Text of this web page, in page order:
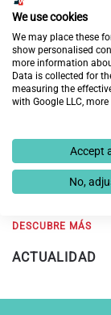
Fundación
programa
19 de febrero de
DESCUBRE MÁS
ACTUALIDAD
We use cookies
We may place these
show personalised
more information
Data is collected for
measuring the
with Google LLC,
Accept
No,